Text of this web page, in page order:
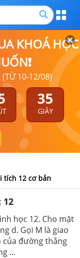
KHOÁ HỌC
(TỪ 10-12/08)
35
GIÂY
tích 12 cơ bản
12
học 12. Cho mặt
d. Gọi M là giao
của đường thẳng
...